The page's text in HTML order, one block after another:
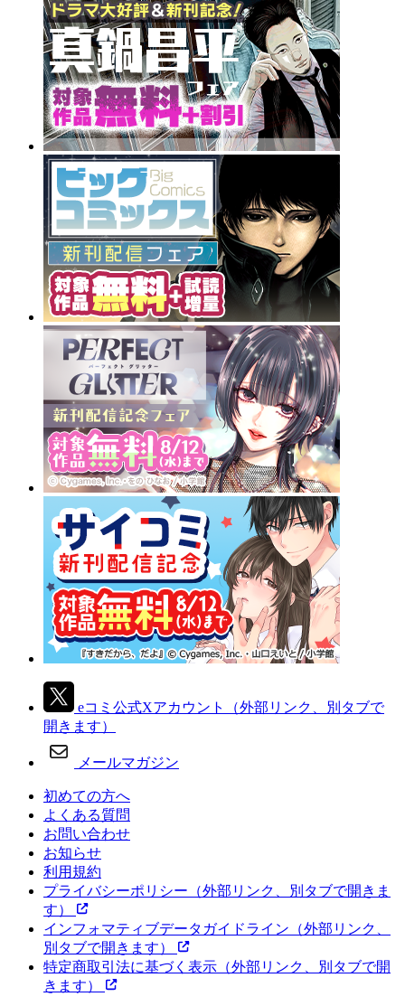
eコミ公式Xアカウント
（外部リンク、別タブで
開きます）
メールマガジン
初めての方へ
よくある質問
お問い合わせ
お知らせ
利用規約
プライバシーポリシー （外部リンク、別タブで開きま
す）
インフォマティブデータガイドライン （外部リンク、
別タブで開きます）
特定商取引法に基づく表示 （外部リンク、別タブで開
きます）